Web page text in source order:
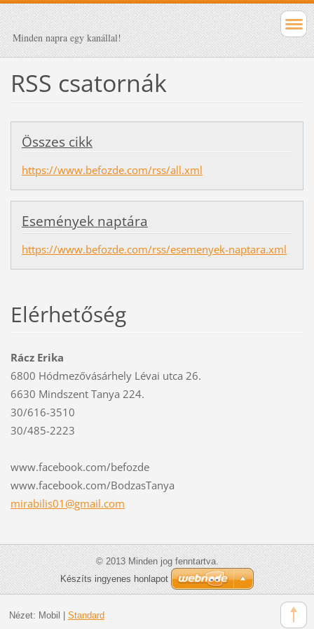
Minden napra egy kanállal!
RSS csatornák
Összes cikk
https://www.befozde.com/rss/all.xml
Események naptára
https://www.befozde.com/rss/esemenyek-naptara.xml
Elérhetőség
Rácz Erika
6800 Hódmezővásárhely Lévai utca 26.
6630 Mindszent Tanya 224.
30/616-3510
30/485-2223
www.facebook.com/befozde
www.facebook.com/BodzasTanya
mirabilis01@gmail.com
© 2013 Minden jog fenntartva.
Készíts ingyenes honlapot
Nézet: Mobil Standard